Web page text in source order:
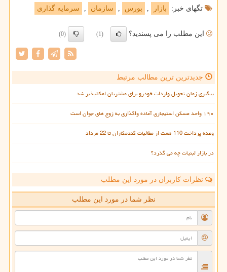
تگهای خبر: بازار بورس سازمان سرمایه گذاری
این مطلب را می پسندید؟ (1)
(0)
جدیدترین ترین مطالب مرتبط
پیگیری زمان تحویل واردات خودرو برای مشتریان امکانپذیر شد
۱۹۰ واحد مسکن استیجاری آماده واگذاری به زوج های جوان است
وعده پرداخت 110 همت از مطالبات گندمکاران تا 22 مرداد
در بازار لبنیات چه می گذرد؟
نظرات کاربران در مورد این مطلب
نظر شما در مورد این مطلب